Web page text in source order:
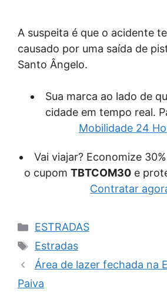
A suspeita é que o acidente
causado por uma saída de
Santo Ângelo.
Sua marca ao lado de
cidade em tempo real.
Mobilidade 24
Vai viajar? Economize
o cupom TBTCOM30e
Contratar
Categorias
ESTRADAS
Tags
Estradas
Área de lazer fechada na
Paiva